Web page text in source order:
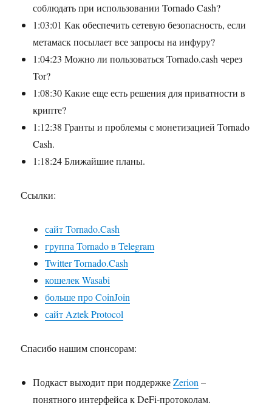
соблюдать при использовании Tornado Cash?
1:03:01 Как обеспечить сетевую безопасность, если
метамаск посылает все запросы на инфуру?
1:04:23 Можно ли пользоваться Tornado.cash через
Tor?
1:08:30 Какие еще есть решения для приватности в
крипте?
1:12:38 Гранты и проблемы с монетизацией Tornado
Cash.
1:18:24 Ближайшие планы.
Ссылки:
сайт Tornado.Cash
группа Tornado в Telegram
Twitter Tornado.Cash
кошелек Wasabi
больше про CoinJoin
сайт Aztek Protocol
Спасибо нашим спонсорам:
Подкаст выходит при поддержке Zerion –
понятного интерфейса к DeFi-протоколам.